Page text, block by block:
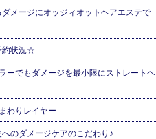
メージにオッジィオットヘアエステで
約状況☆
ーでもダメージを最小限にストレートヘ
わりレイヤー
のダメージケアのこだわり♪